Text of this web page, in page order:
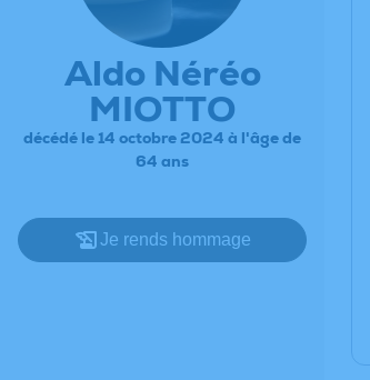
Aldo Néréo
MIOTTO
décédé le 14 octobre 2024 à l'âge de
64 ans
Je rends hommage